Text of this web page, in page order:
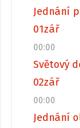
Jednání
01zář
00:00
Světový
02zář
00:00
Jednání